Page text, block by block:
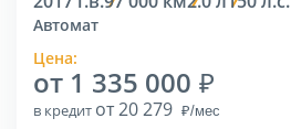
Автомат
Цена:
от 1 335 000
в кредит от 20 279